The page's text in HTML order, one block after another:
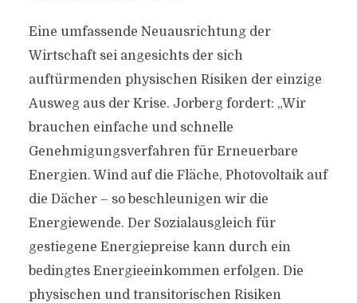
Eine umfassende Neuausrichtung der
Wirtschaft sei angesichts der sich
auftürmenden physischen Risiken der einzige
Ausweg aus der Krise. Jorberg fordert: „Wir
brauchen einfache und schnelle
Genehmigungsverfahren für Erneuerbare
Energien. Wind auf die Fläche, Photovoltaik auf
die Dächer – so beschleunigen wir die
Energiewende. Der Sozialausgleich für
gestiegene Energiepreise kann durch ein
bedingtes Energieeinkommen erfolgen. Die
physischen und transitorischen Risiken